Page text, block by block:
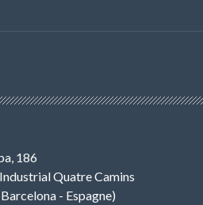
186
Quatre Camins
- Espagne)